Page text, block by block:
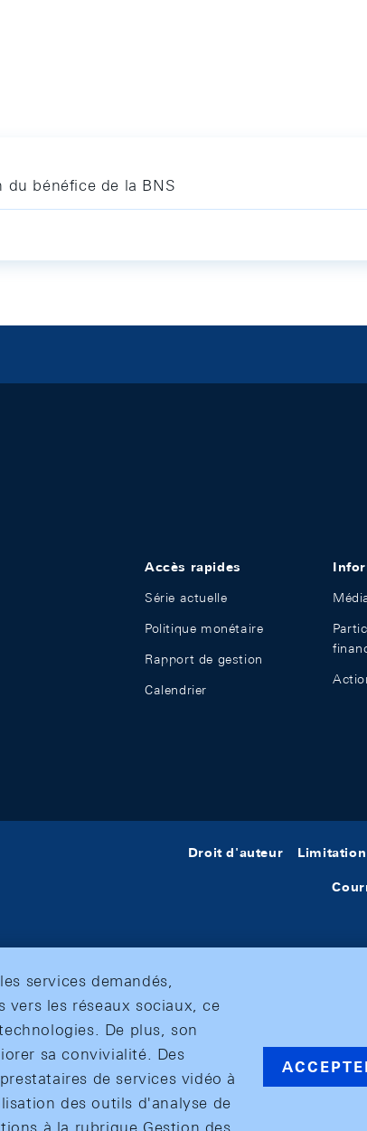
bénéfice de la BNS
Accès rapides
Série actuelle
Politique monétaire
Rapport de gestion
Calendrier
Droit d'auteur
services demandés,
vers les réseaux sociaux, ce
De plus, son
sa convivialité. Des
de services vidéo à
des outils d'analyse de